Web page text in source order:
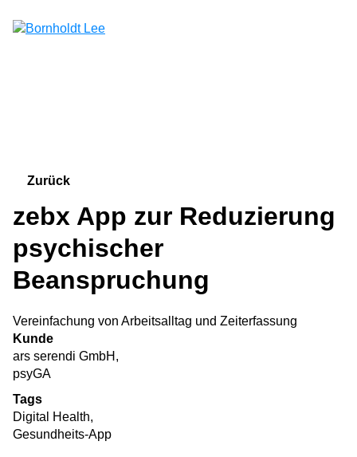
Zurück
zebx App zur Reduzierung
psychischer
Beanspruchung
Vereinfachung von Arbeitsalltag und Zeiterfassung
Kunde
ars serendi GmbH,
psyGA
Tags
Digital Health,
Gesundheits-App